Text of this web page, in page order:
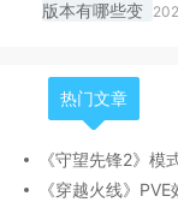
热门文章
《守望先锋2》模
《穿越火线》